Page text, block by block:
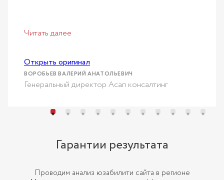
Читать далее
Открыть оригинал
ВОРОБЬЕВ ВАЛЕРИЙ АНАТОЛЬЕВИЧ
Генеральный директор Асап консалтинг
Гарантии результата
Проводим анализ юзабилити сайта в регионе